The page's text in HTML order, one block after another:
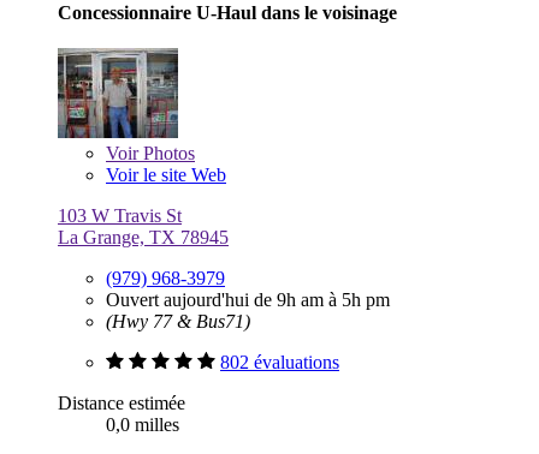
Concessionnaire U-Haul dans le voisinage
VoirPhotos
Voir le site Web
103 W Travis St
La Grange, TX 78945
(979) 968-3979
Ouvert aujourd'hui de 9h am à 5h pm
(Hwy 77 & Bus71)
802 évaluations
Distance estimée
0,0 milles